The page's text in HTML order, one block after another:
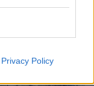
Privacy Policy